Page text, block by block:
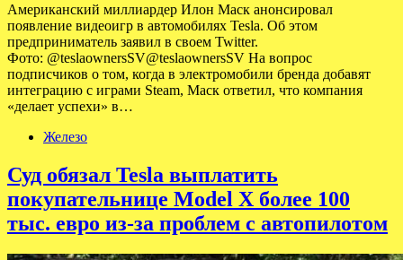
Американский миллиардер Илон Маск анонсировал
появление видеоигр в автомобилях Tesla. Об этом
предприниматель заявил в своем Twitter.
Фото: @teslaownersSV@teslaownersSV На вопрос
подписчиков о том, когда в электромобили бренда добавят
интеграцию с играми Steam, Маск ответил, что компания
«делает успехи» в…
Железо
Суд обязал Tesla выплатить
покупательнице Model X более 100
тыс. евро из-за проблем с автопилотом